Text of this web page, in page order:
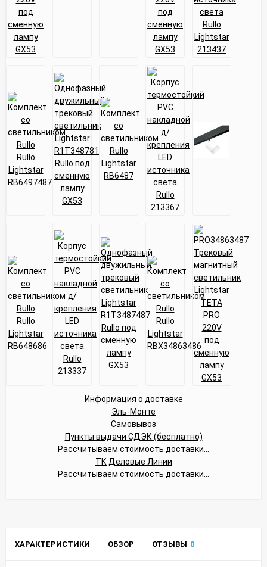
Информация о доставке
Эль-Монте
Самовывоз
Пункты выдачи СДЭК (бесплатно)
Рассчитываем стоимость доставки...
ТК Деловые Линии
Рассчитываем стоимость доставки...
ХАРАКТЕРИСТИКИ ОБЗОР ОТЗЫВЫ 0